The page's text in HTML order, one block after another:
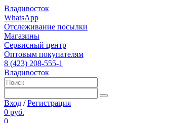
Владивосток
WhatsApp
Отслеживание посылки
Магазины
Сервисный центр
Оптовым покупателям
8 (423) 208-555-1
Владивосток
Вход /Регистрация
0 руб.
0